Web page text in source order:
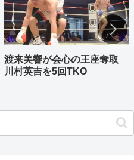
渡来美響が会心の王座奪取
川村英吉を5回TKO